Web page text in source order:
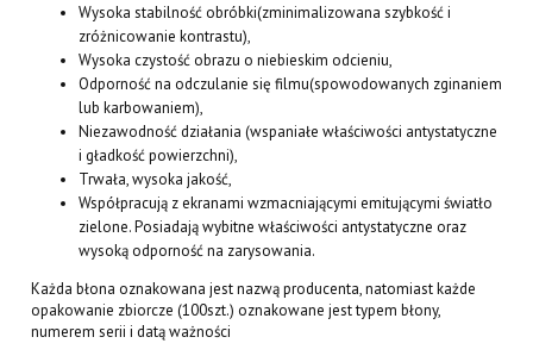
Wysoka stabilność obróbki(zminimalizowana szybkość i
zróżnicowanie kontrastu),
Wysoka czystość obrazu o niebieskim odcieniu,
Odporność na odczulanie się filmu(spowodowanych zginaniem
lub karbowaniem),
Niezawodność działania (wspaniałe właściwości antystatyczne
i gładkość powierzchni),
Trwała, wysoka jakość,
Współpracują z ekranami wzmacniającymi emitującymi światło
zielone. Posiadają wybitne właściwości antystatyczne oraz
wysoką odporność na zarysowania.
Każda błona oznakowana jest nazwą producenta, natomiast każde
opakowanie zbiorcze (100szt.) oznakowane jest typem błony,
numerem serii i datą ważności